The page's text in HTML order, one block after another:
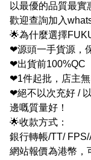
以最優的品質最實
歡迎查詢加入
🌟為什麼選擇
❤源頭一手貨源，
❤出貨前100%QC
❤1件起批，店主
❤絕不以次充好 /
邊嘅質量好！
🌟收款方式：
銀行轉帳/TT/
網站報價為港幣，